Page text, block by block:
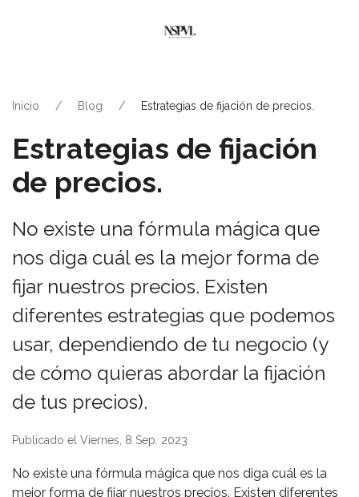
Inicio Blog Estrategias de fijación de precios.
Estrategias de fijación
de precios.
No existe una fórmula mágica que
nos diga cuál es la mejor forma de
fijar nuestros precios. Existen
diferentes estrategias que podemos
usar, dependiendo de tu negocio (y
de cómo quieras abordar la fijación
de tus precios).
Publicado el Viernes, 8 Sep. 2023
No existe una fórmula mágica que nos diga cuál es la
mejor forma de fijar nuestros precios. Existen diferentes